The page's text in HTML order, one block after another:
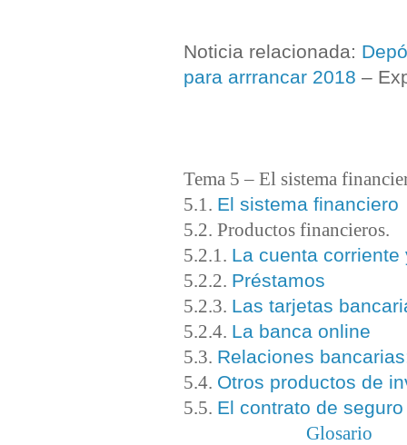
Noticia relacionada:
para arrrancar 2018 –
Tema 5 – El sistema
5.1. El sistema financiero
5.2. Productos financieros.
5.2.1. La cuenta corriente
5.2.2. Préstamos
5.2.3. Las tarjetas
5.2.4. La banca online
5.3. Relaciones
5.4. Otros productos de
5.5. El contrato de seguro
Glosario